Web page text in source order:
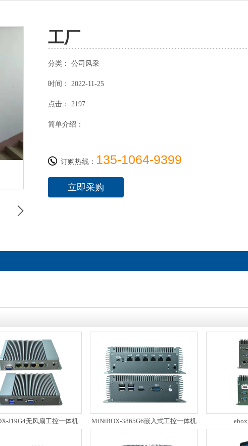
式无风扇工控机
工厂
分类： 公司风采
时间： 2022-11-25
点击： 2197
简单介绍：
订购热线： 135-1064-9399
立即采购
J19G4无风扇工控一体机 MiNiBOX-3865G6嵌入式工控一体机